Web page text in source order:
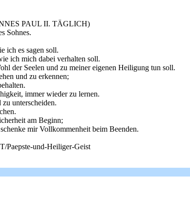
PAUL II. TÄGLICH)
Sohnes.
ich es sagen soll.
ich mich dabei verhalten soll.
der Seelen und zu meiner eigenen Heiligung tun soll.
und zu erkennen;
immer wieder zu lernen.
unterscheiden.
am Beginn;
mir Vollkommenheit beim Beenden.
und-Heiliger-Geist